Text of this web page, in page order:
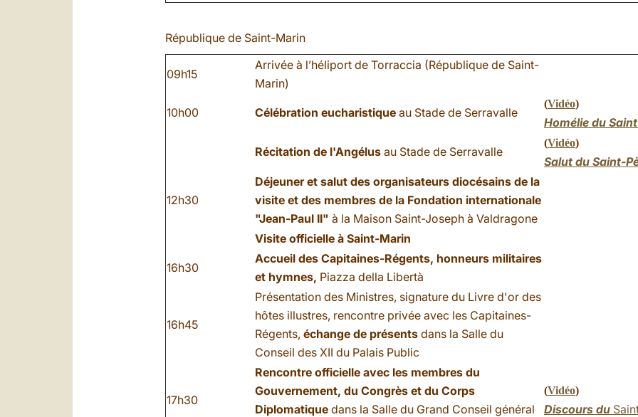
République de Saint-Marin
09h15
Arrivée à l’héliport de Torraccia (République de Saint-
Marin)
10h00 Célébration eucharistique au Stade de Serravalle
(Vidéo)
Homélie du
Récitation de l'Angélus au Stade de Serravalle
(Vidéo)
Salut du Saint-
12h30
Déjeuneret salut des organisateurs diocésains de la
visite et des membres de la Fondation internationale
"Jean-Paul II" à la Maison Saint-Joseph à Valdragone
Visite officielle à Saint-Marin
16h30
Accueil des Capitaines-Régents, honneurs militaires
et hymnes, Piazza della Libertà
16h45
Présentation des Ministres, signature du Livre d'or des
hôtes illustres, rencontre privée avec les Capitaines-
Régents, échange de présents dans la Salle du
Conseil des XII du Palais Public
17h30
Rencontre officielle avec les membres du
Gouvernement, du Congrès et du Corps
Diplomatique dans la Salle du Grand Conseil général
(Vidéo)
Discours du